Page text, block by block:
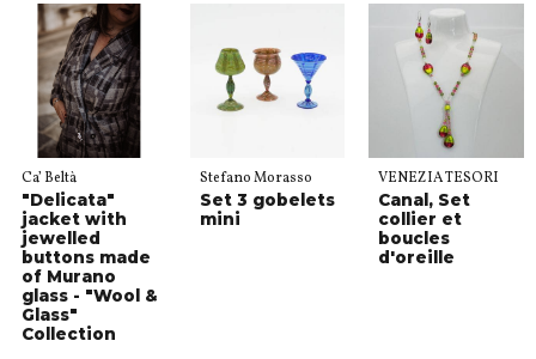
Ca’ Beltà
"Delicata"
jacket with
jewelled
buttons made
of Murano
glass - "Wool &
Glass"
Collection
Stefano Morasso
Set 3 gobelets
mini
VENEZIA TESORI
Canal, Set
collier et
boucles
d'oreille